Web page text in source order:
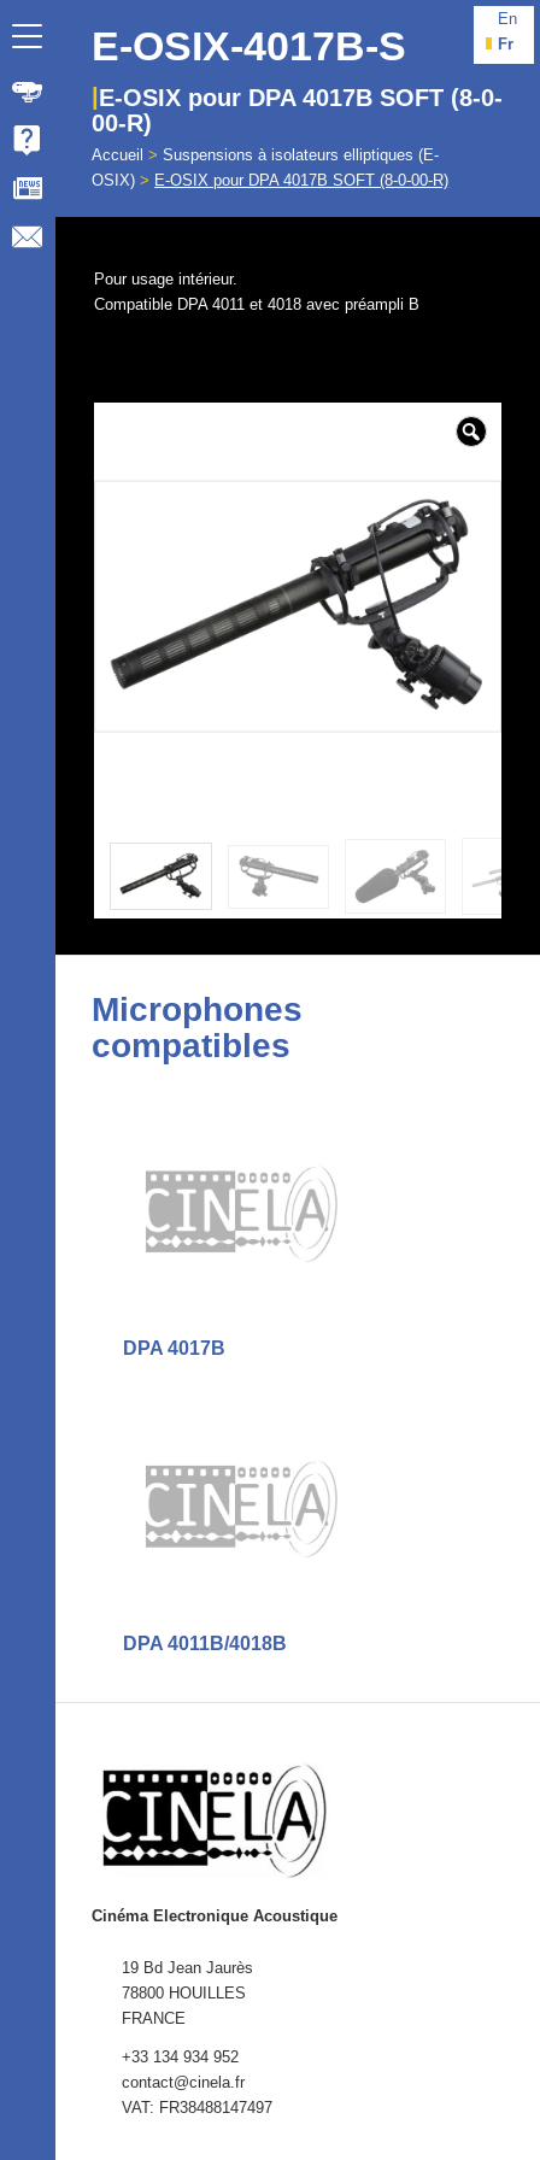
En
Fr
E-OSIX-4017B-S
E-OSIX pour DPA 4017B SOFT (8-0-
00-R)
Accueil > Suspensions à isolateurs elliptiques (E-
OSIX) > E-OSIX pour DPA 4017B SOFT (8-0-00-R)
Pour usage intérieur.
Compatible DPA 4011 et 4018 avec préampli B
Microphones
compatibles
DPA 4017B
DPA 4011B/4018B
Cinéma Electronique Acoustique
19 Bd Jean Jaurès
78800 HOUILLES
FRANCE
+33 134 934 952
contact@cinela.fr
VAT: FR38488147497